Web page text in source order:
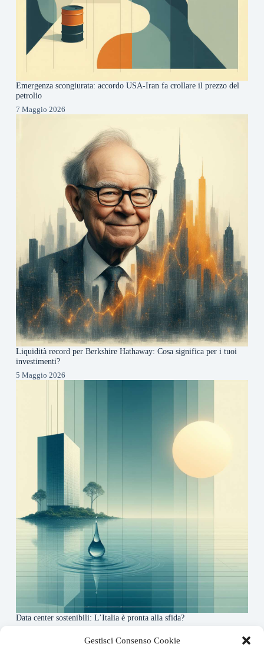
Gestisci Consenso Cookie
Emergenza scongiurata: accordo USA-Iran fa crollare il prezzo del
petrolio
7 Maggio 2026
Liquidità record per Berkshire Hathaway: Cosa significa per i tuoi
investimenti?
5 Maggio 2026
Data center sostenibili: L’Italia è pronta alla sfida?